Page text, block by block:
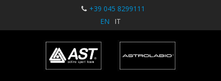
+39 045 8299111
EN
IT